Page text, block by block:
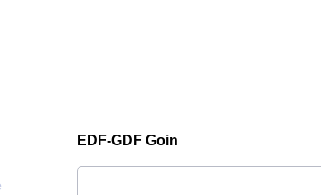
EDF-GDF Goin